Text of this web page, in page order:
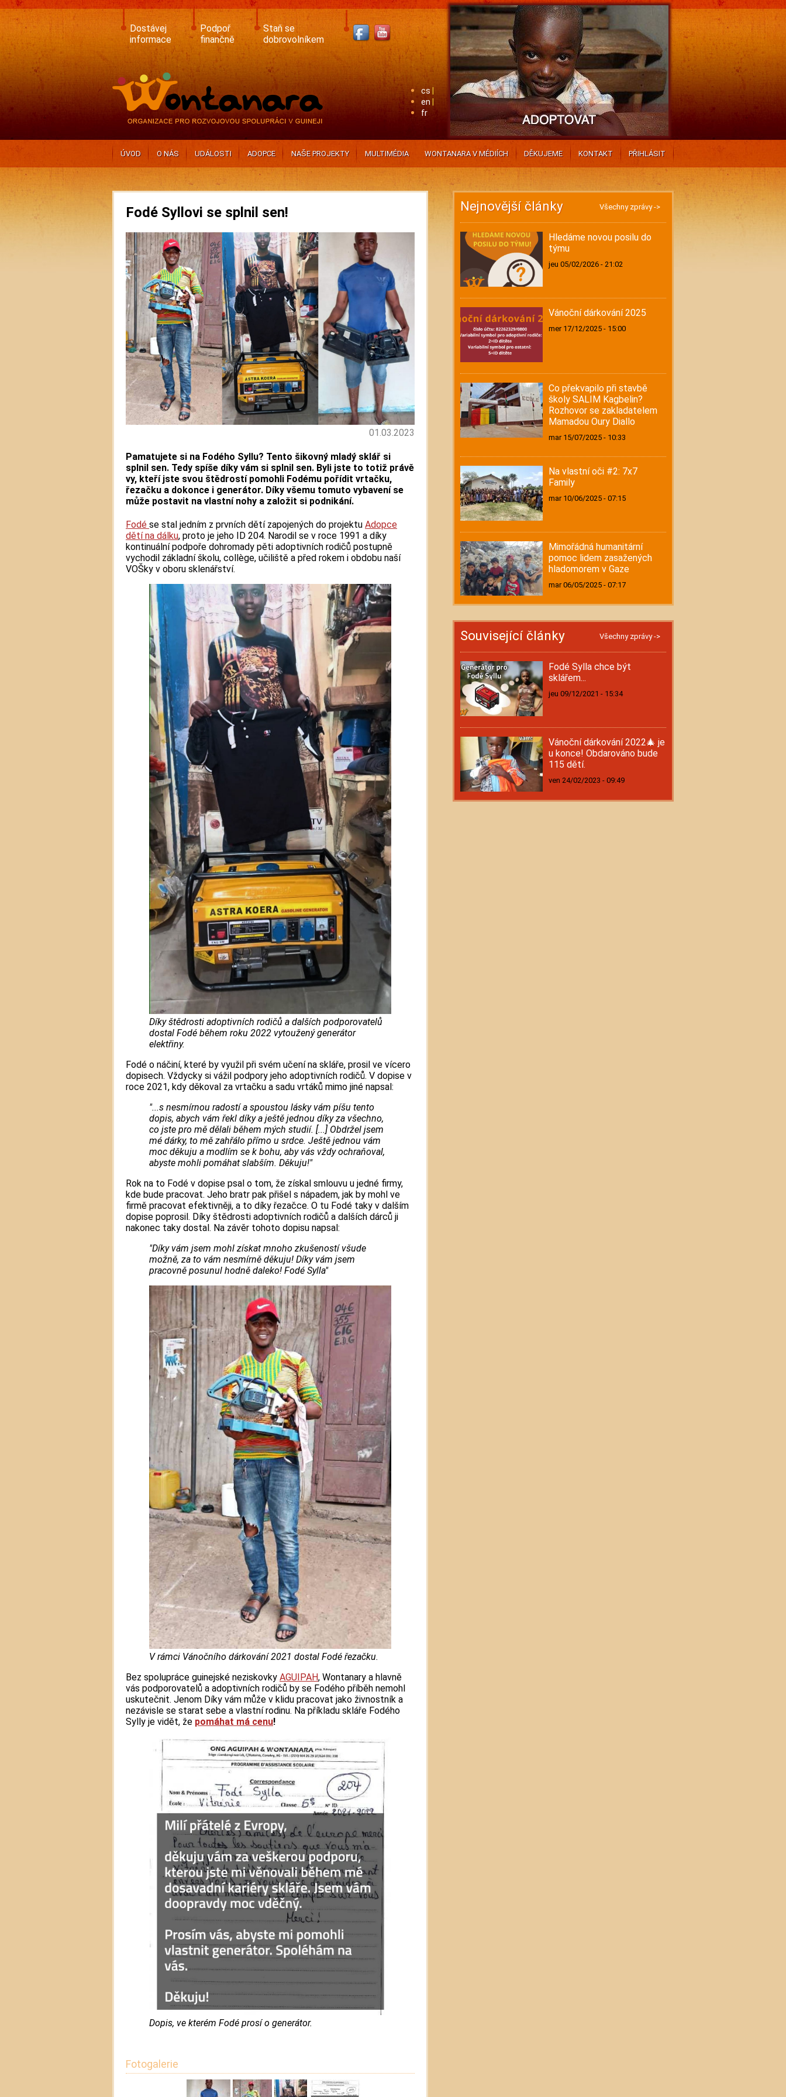
Skip
to
content
Dostávej
informace
Podpoř
finančně
Staň se
dobrovolníkem
cs
en
fr
ÚVOD O NÁS UDÁLOSTI ADOPCE NAŠE PROJEKTY MULTIMÉDIA WONTANARA V MÉDIÍCH DĚKUJEME KONTAKT PŘIHLÁSIT
Fodé Syllovi se splnil sen!
01.03.2023
Pamatujete si na Fodého Syllu? Tento šikovný mladý sklář si
splnil sen. Tedy spíše díky vám si splnil sen. Byli jste to totiž právě
vy, kteří jste svou štědrostí pomohli Fodému pořídit vrtačku,
řezačku a dokonce i generátor. Díky všemu tomuto vybavení se
může postavit na vlastní nohy a založit si podnikání.
Fodé se stal jedním z prvních dětí zapojených do projektu Adopce
dětí na dálku, proto je jeho ID 204. Narodil se v roce 1991 a díky
kontinuální podpoře dohromady pěti adoptivních rodičů postupně
vychodil základní školu, collège, učiliště a před rokem i obdobu naší
VOŠky v oboru sklenářství.
Díky štědrosti adoptivních rodičů a dalších podporovatelů
dostal Fodé během roku 2022 vytoužený generátor
elektřiny.
Fodé o náčiní, které by využil při svém učení na skláře, prosil ve vícero
dopisech. Vždycky si vážil podpory jeho adoptivních rodičů. V dopise v
roce 2021, kdy děkoval za vrtačku a sadu vrtáků mimo jiné napsal:
"...s nesmírnou radostí a spoustou lásky vám píšu tento
dopis, abych vám řekl díky a ještě jednou díky za všechno,
co jste pro mě dělali během mých studií. [...] Obdržel jsem
mé dárky, to mě zahřálo přímo u srdce. Ještě jednou vám
moc děkuju a modlím se k bohu, aby vás vždy ochraňoval,
abyste mohli pomáhat slabším. Děkuju!"
Rok na to Fodé v dopise psal o tom, že získal smlouvu u jedné firmy,
kde bude pracovat. Jeho bratr pak přišel s nápadem, jak by mohl ve
firmě pracovat efektivněji, a to díky řezačce. O tu Fodé taky v dalším
dopise poprosil. Díky štědrosti adoptivních rodičů a dalších dárců ji
nakonec taky dostal. Na závěr tohoto dopisu napsal:
"Díky vám jsem mohl získat mnoho zkušeností všude
možně, za to vám nesmírně děkuju! Díky vám jsem
pracovně posunul hodně daleko! Fodé Sylla"
V rámci Vánočního dárkování 2021 dostal Fodé řezačku.
Bez spolupráce guinejské neziskovky AGUIPAH, Wontanary a hlavně
vás podporovatelů a adoptivních rodičů by se Fodého příběh nemohl
uskutečnit. Jenom Díky vám může v klidu pracovat jako živnostník a
nezávisle se starat sebe a vlastní rodinu. Na příkladu skláře Fodého
Sylly je vidět, že pomáhat má cenu!
Dopis, ve kterém Fodé prosí o generátor.
Fotogalerie
Nejnovější články Všechny zprávy ->
Hledáme novou posilu do
týmu
jeu 05/02/2026 - 21:02
Vánoční dárkování 2025
mer 17/12/2025 - 15:00
Co překvapilo při stavbě
školy SALIM Kagbelin?
Rozhovor se zakladatelem
Mamadou Oury Diallo
mar 15/07/2025 - 10:33
Na vlastní oči #2: 7x7
Family
mar 10/06/2025 - 07:15
Mimořádná humanitární
pomoc lidem zasažených
hladomorem v Gaze
mar 06/05/2025 - 07:17
Související články Všechny zprávy ->
Fodé Sylla chce být
sklářem...
jeu 09/12/2021 - 15:34
Vánoční dárkování 2022🎄 je
u konce! Obdarováno bude
115 dětí.
ven 24/02/2023 - 09:49